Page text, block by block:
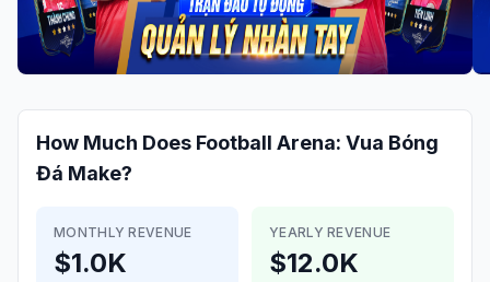
How Much Does Football Arena: Vua Bóng
Đá Make?
MONTHLY REVENUE
$1.0K
YEARLY REVENUE
$12.0K